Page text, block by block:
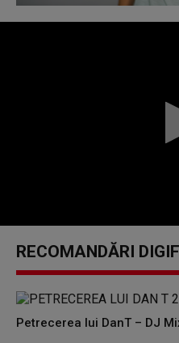
seconds
RECOMANDĂRI
Petrecerea lui DanT – DJ